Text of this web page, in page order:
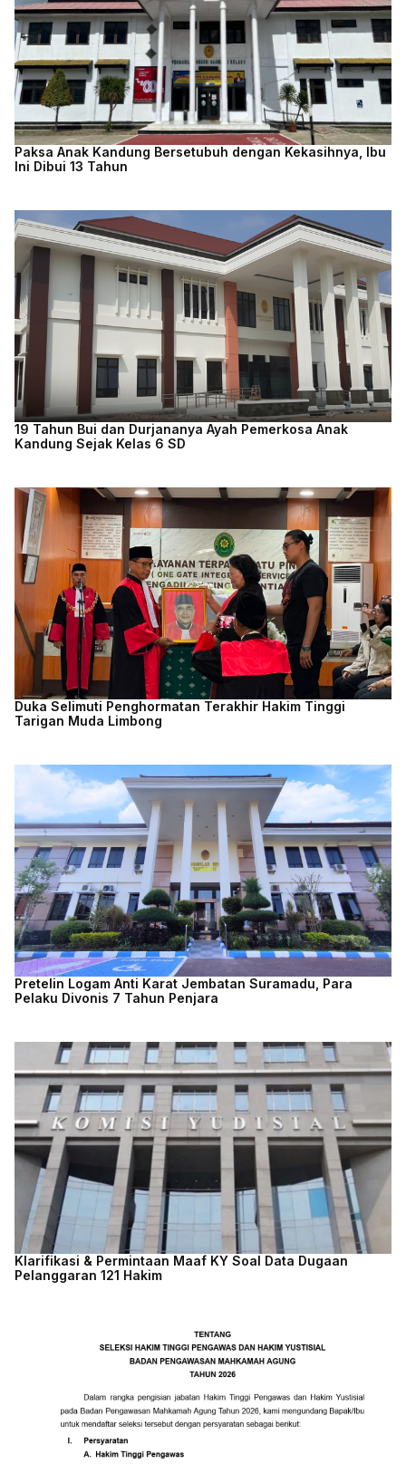
Paksa Anak Kandung Bersetubuh dengan Kekasihnya, Ibu
Ini Dibui 13 Tahun
19 Tahun Bui dan Durjananya Ayah Pemerkosa Anak
Kandung Sejak Kelas 6 SD
Duka Selimuti Penghormatan Terakhir Hakim Tinggi
Tarigan Muda Limbong
Pretelin Logam Anti Karat Jembatan Suramadu, Para
Pelaku Divonis 7 Tahun Penjara
Klarifikasi & Permintaan Maaf KY Soal Data Dugaan
Pelanggaran 121 Hakim